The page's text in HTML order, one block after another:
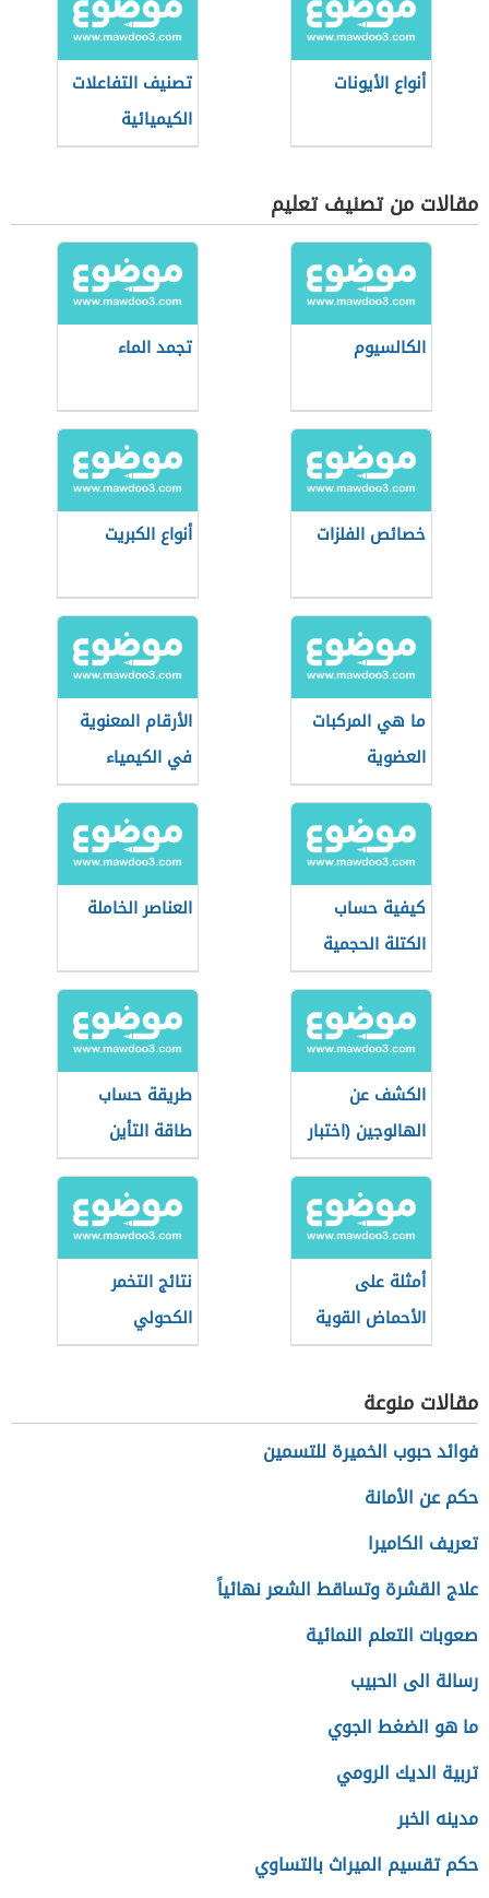
أنواع الأيونات
تصنيف التفاعلات
الكيميائية
مقالات من تصنيف تعليم
الكالسيوم تجمد الماء
خصائص الفلزات أنواع الكبريت
ما هي المركبات
العضوية
الأرقام المعنوية
في الكيمياء
كيفية حساب
الكتلة الحجمية
العناصر الخاملة
الكشف عن
الهالوجين (اختبار
بيلشتاين)
طريقة حساب
طاقة التأين
أمثلة على
الأحماض القوية
والضعيفة
نتائج التخمر
الكحولي
مقالات منوعة
فوائد حبوب الخميرة للتسمين
حكم عن الأمانة
تعريف الكاميرا
علاج القشرة وتساقط الشعر نهائياً
صعوبات التعلم النمائية
رسالة الى الحبيب
ما هو الضغط الجوي
تربية الديك الرومي
مدينه الخبر
حكم تقسيم الميراث بالتساوي